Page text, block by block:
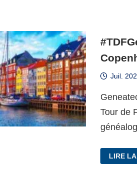
Juil.
Tour de
:
DEUX
LIRE